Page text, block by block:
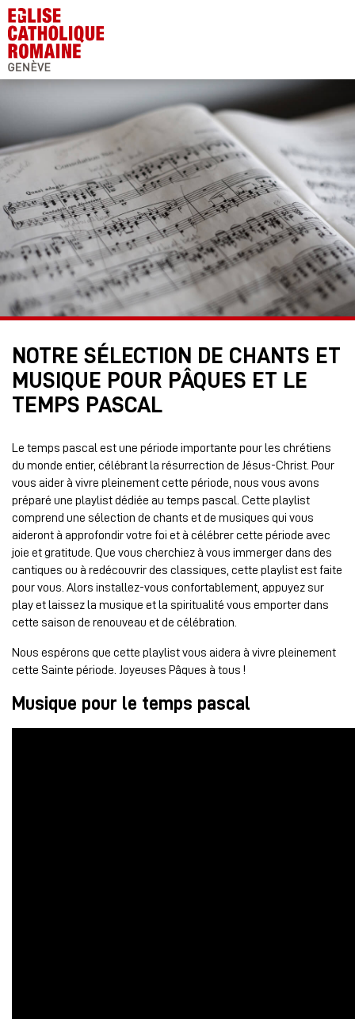
NOTRE SÉLECTION DE CHANTS ET
MUSIQUE POUR PÂQUES ET LE
TEMPS PASCAL
Le temps pascal est une période importante pour les chrétiens
du monde entier, célébrant la résurrection de Jésus-Christ. Pour
vous aider à vivre pleinement cette période, nous vous avons
préparé une playlist dédiée au temps pascal. Cette playlist
comprend une sélection de chants et de musiques qui vous
aideront à approfondir votre foi et à célébrer cette période avec
joie et gratitude. Que vous cherchiez à vous immerger dans des
cantiques ou à redécouvrir des classiques, cette playlist est faite
pour vous. Alors installez-vous confortablement, appuyez sur
play et laissez la musique et la spiritualité vous emporter dans
cette saison de renouveau et de célébration.
Nous espérons que cette playlist vous aidera à vivre pleinement
cette Sainte période. Joyeuses Pâques à tous !
Musique pour le temps pascal